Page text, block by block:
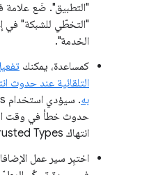
"التطبيق". ضَع علامة
"التخطّي للشبكة" في
الخدمة".
كمساعدة، يمكنك
التلقائية عند حدوث
به
حدوث خطأ في وقت
انتهاك Trusted Types.
اختبِر سير عمل